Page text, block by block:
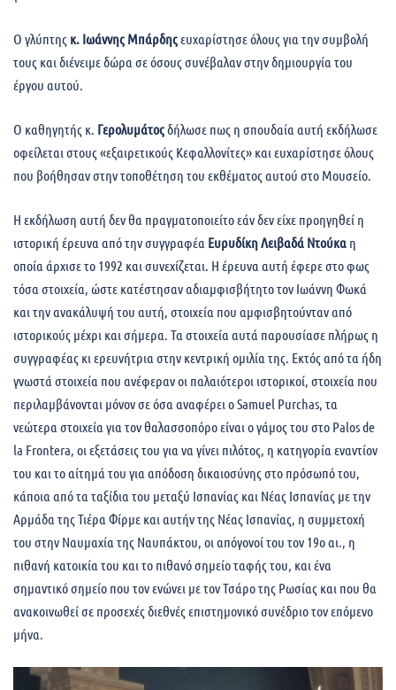
Ο γλύπτης κ. Ιωάννης Μπάρδηςευχαρίστησε όλους για την συμβολή
τους και διένειμε δώρα σε όσους συνέβαλαν στην δημιουργία του
έργου αυτού.
Ο καθηγητής κ. Γερολυμάτοςδήλωσε πως η σπουδαία αυτή εκδήλωσε
οφείλεται στους «εξαιρετικούς Κεφαλλονίτες» και ευχαρίστησε όλους
που βοήθησαν στην τοποθέτηση του εκθέματος αυτού στο Μουσείο.
Η εκδήλωση αυτή δεν θα πραγματοποιείτο εάν δεν είχε προηγηθεί η
ιστορική έρευνα από την συγγραφέα Ευρυδίκη Λειβαδά Ντούκα η
οποία άρχισε το 1992 και συνεχίζεται. Η έρευνα αυτή έφερε στο φως
τόσα στοιχεία, ώστε κατέστησαν αδιαμφισβήτητο τον Ιωάννη Φωκά
και την ανακάλυψή του αυτή, στοιχεία που αμφισβητούνταν από
ιστορικούς μέχρι και σήμερα. Τα στοιχεία αυτά παρουσίασε πλήρως η
συγγραφέας κι ερευνήτρια στην κεντρική ομιλία της. Εκτός από τα ήδη
γνωστά στοιχεία που ανέφεραν οι παλαιότεροι ιστορικοί, στοιχεία που
περιλαμβάνονται μόνον σε όσα αναφέρει ο Samuel Purchas, τα
νεώτερα στοιχεία για τον θαλασσοπόρο είναι ο γάμος του στο Palos de
la Frontera, οι εξετάσεις του για να γίνει πιλότος, η κατηγορία εναντίον
του και το αίτημά του για απόδοση δικαιοσύνης στο πρόσωπό του,
κάποια από τα ταξίδια του μεταξύ Ισπανίας και Νέας Ισπανίας με την
Αρμάδα της Τιέρα Φίρμε και αυτήν της Νέας Ισπανίας, η συμμετοχή
του στην Ναυμαχία της Ναυπάκτου, οι απόγονοί του τον 19ο αι., η
πιθανή κατοικία του και το πιθανό σημείο ταφής του, και ένα
σημαντικό σημείο που τον ενώνει με τον Τσάρο της Ρωσίας και που θα
ανακοινωθεί σε προσεχές διεθνές επιστημονικό συνέδριο τον επόμενο
μήνα.